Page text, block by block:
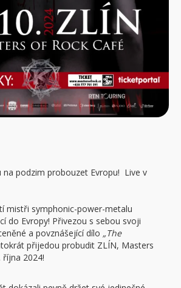
na podzim probouzet Evropu! Live v
mistři symphonic-power-metalu
do Evropy! Přivezou s sebou svoji
a povznášející dílo „The
přijedou probudit ZLÍN, Masters
října 2024!